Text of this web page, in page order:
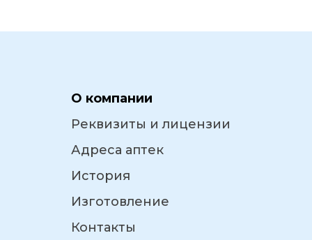
О компании
Реквизиты и лицензии
Адреса аптек
История
Изготовление
Контакты